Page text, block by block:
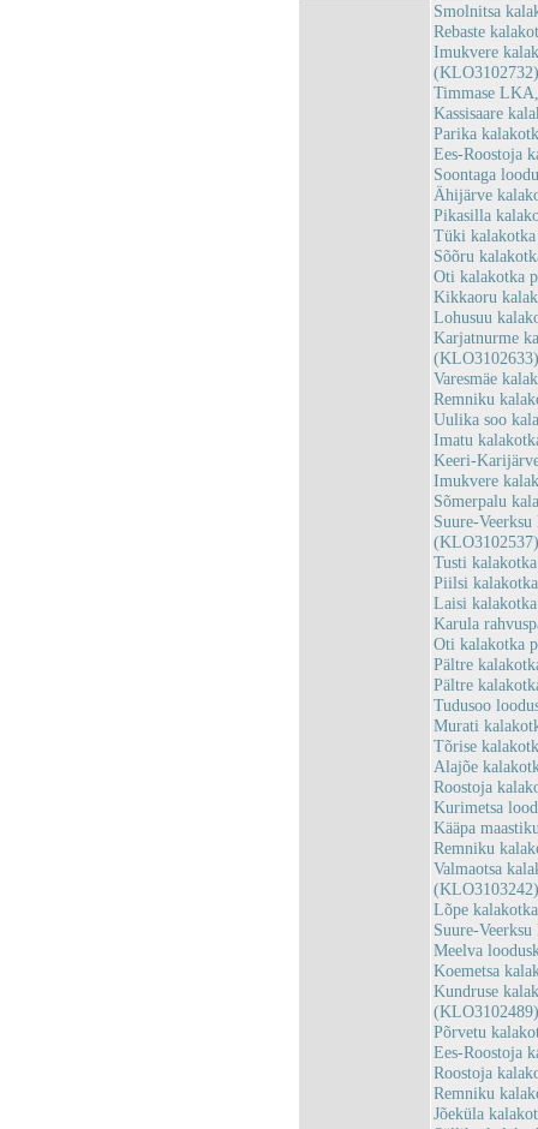
Smolnitsa
Rebaste
Imukvere
(KLO3102732)
Timmase
Kassisaare
Parika
Ees-Roostoja
Soontaga
Ähijärve
Pikasilla
Tüki
Sõõru
Oti kalakotka
Kikkaoru
Lohusuu
Karjatnurme
(KLO3102633)
Varesmäe
Remniku
Uulika soo
Imatu
Keeri-
Imukvere
Sõmerpalu
Suure-
(KLO3102537)
Tusti
Piilsi
Laisi
Karula
Oti kalakotka
Pältre
Pältre
Tudusoo
Murati
Tõrise
Alajõe
Roostoja
Kurimetsa
Kääpa
Remniku
Valmaotsa
(KLO3103242)
Lõpe
Suure-
Meelva
Koemetsa
Kundruse
(KLO3102489)
Põrvetu
Ees-Roostoja
Roostoja
Remniku
Jõeküla